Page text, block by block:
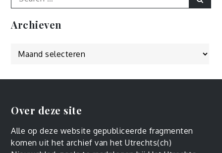
for:
Archieven
Over deze site
Alle op deze website gepubliceerde fragmenten
komen uit het archief van het Utrechts(ch)